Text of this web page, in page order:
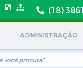
(18)
ADMINISTRAÇÃO